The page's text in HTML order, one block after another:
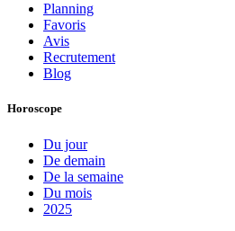
Planning
Favoris
Avis
Recrutement
Blog
Horoscope
Du jour
De demain
De la semaine
Du mois
2025